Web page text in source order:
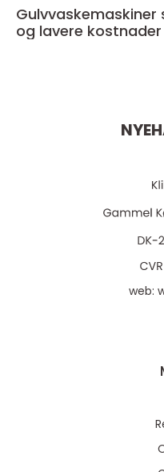
og lavere kostnader
web: